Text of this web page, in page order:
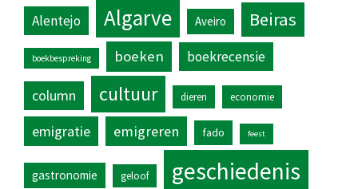
Alentejo Algarve Aveiro Beiras
boekbespreking boeken boekrecensie
column cultuur dieren economie
emigratie emigreren fado feest
gastronomie geloof geschiedenis